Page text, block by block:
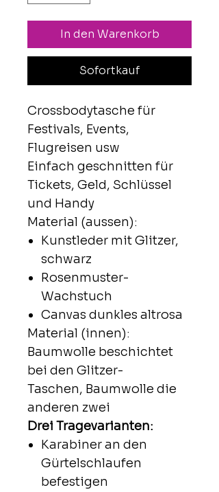
In den Warenkorb
Sofortkauf
Crossbodytasche für
Festivals, Events,
Flugreisen usw
Einfach geschnitten für
Tickets, Geld, Schlüssel
und Handy
Material (aussen):
Kunstleder mit Glitzer,
schwarz
Rosenmuster-
Wachstuch
Canvas dunkles altrosa
Material (innen):
Baumwolle beschichtet
bei den Glitzer-
Taschen, Baumwolle die
anderen zwei
Drei Tragevarianten:
Karabiner an den
Gürtelschlaufen
befestigen